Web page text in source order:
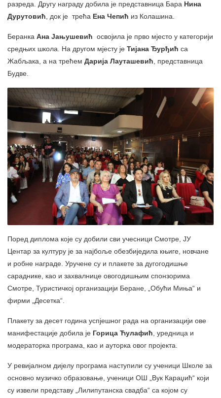
разреда. Другу награду добила је представница Бара Нина
Дурутовић, док је трећа Ена Чепић из Колашина.
Беранка Ана Јањушевић освојила је прво мјесто у категорији
средњих школа. На другом мјесту је Тијана Ђурђић са
Жабљака, а на трећем Дарија Лауташевић, представница
Будве.
Поред диплома које су добили сви учесници Смотре, ЈУ
Центар за културу је за најбоље обезбиједила књиге, новчане
и робне награде. Уручене су и плакете за дугогодишње
сараднике, као и захвалнице овогодишњим спонзорима
Смотре, Туристичкој организацији Беране, „Обући Миња“ и
фирми „Десетка“.
Плакету за десет година успјешног рада на организацији ове
манифестације добила је Горица Ћулафић, уредница и
модераторка програма, као и ауторка овог пројекта.
У ревијалном дијелу програма наступили су ученици Школе за
основно музичко образовање, ученици ОШ „Вук Караџић“ који
су извели представу „Лилипутанска свадба“ са којом су